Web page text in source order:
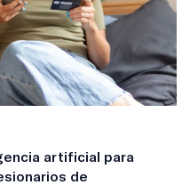
artificial para
de